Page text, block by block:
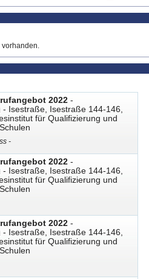
vorhanden.
2022 -
Isestraße, Isestraße 144-146,
für Qualifizierung und
-
2022 -
Isestraße, Isestraße 144-146,
für Qualifizierung und
2022 -
Isestraße, Isestraße 144-146,
für Qualifizierung und